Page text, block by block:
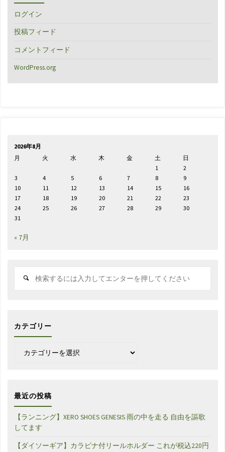
ログイン
投稿フィード
コメントフィード
WordPress.org
2026年8月
月
火 水 木 金 土
日
1
2
3
4 5 6 7 8
9
10
11 12 13 14 15
16
17
18 19 20 21 22
23
24
25 26 27 28 29
30
31
« 7月
カテゴリー
最近の投稿
【ランニング】XERO SHOES GENESIS 雨の中を走る 自由を謳歌
してます
【ダイソーギア】カラビナ付リールホルダー これが税込220円